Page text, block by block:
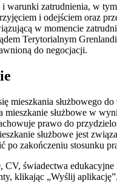
i warunki zatrudnienia, w
i odejściem oraz
w momencie
Terytorialnym
do negocjacji.
mieszkania służbowego do
mieszkanie służbowe w
prawo do
służbowe jest
po zakończeniu stosunku
CV, świadectwa edukacyjne
klikając „Wyślij aplikację”.